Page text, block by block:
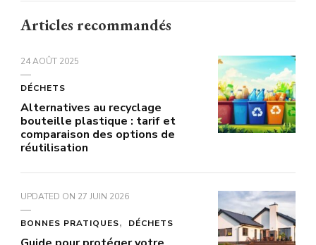
Articles recommandés
24 AOÛT 2025
DÉCHETS
Alternatives au recyclage
bouteille plastique : tarif et
comparaison des options de
réutilisation
UPDATED ON 27 JUIN 2026
BONNES PRATIQUES DÉCHETS